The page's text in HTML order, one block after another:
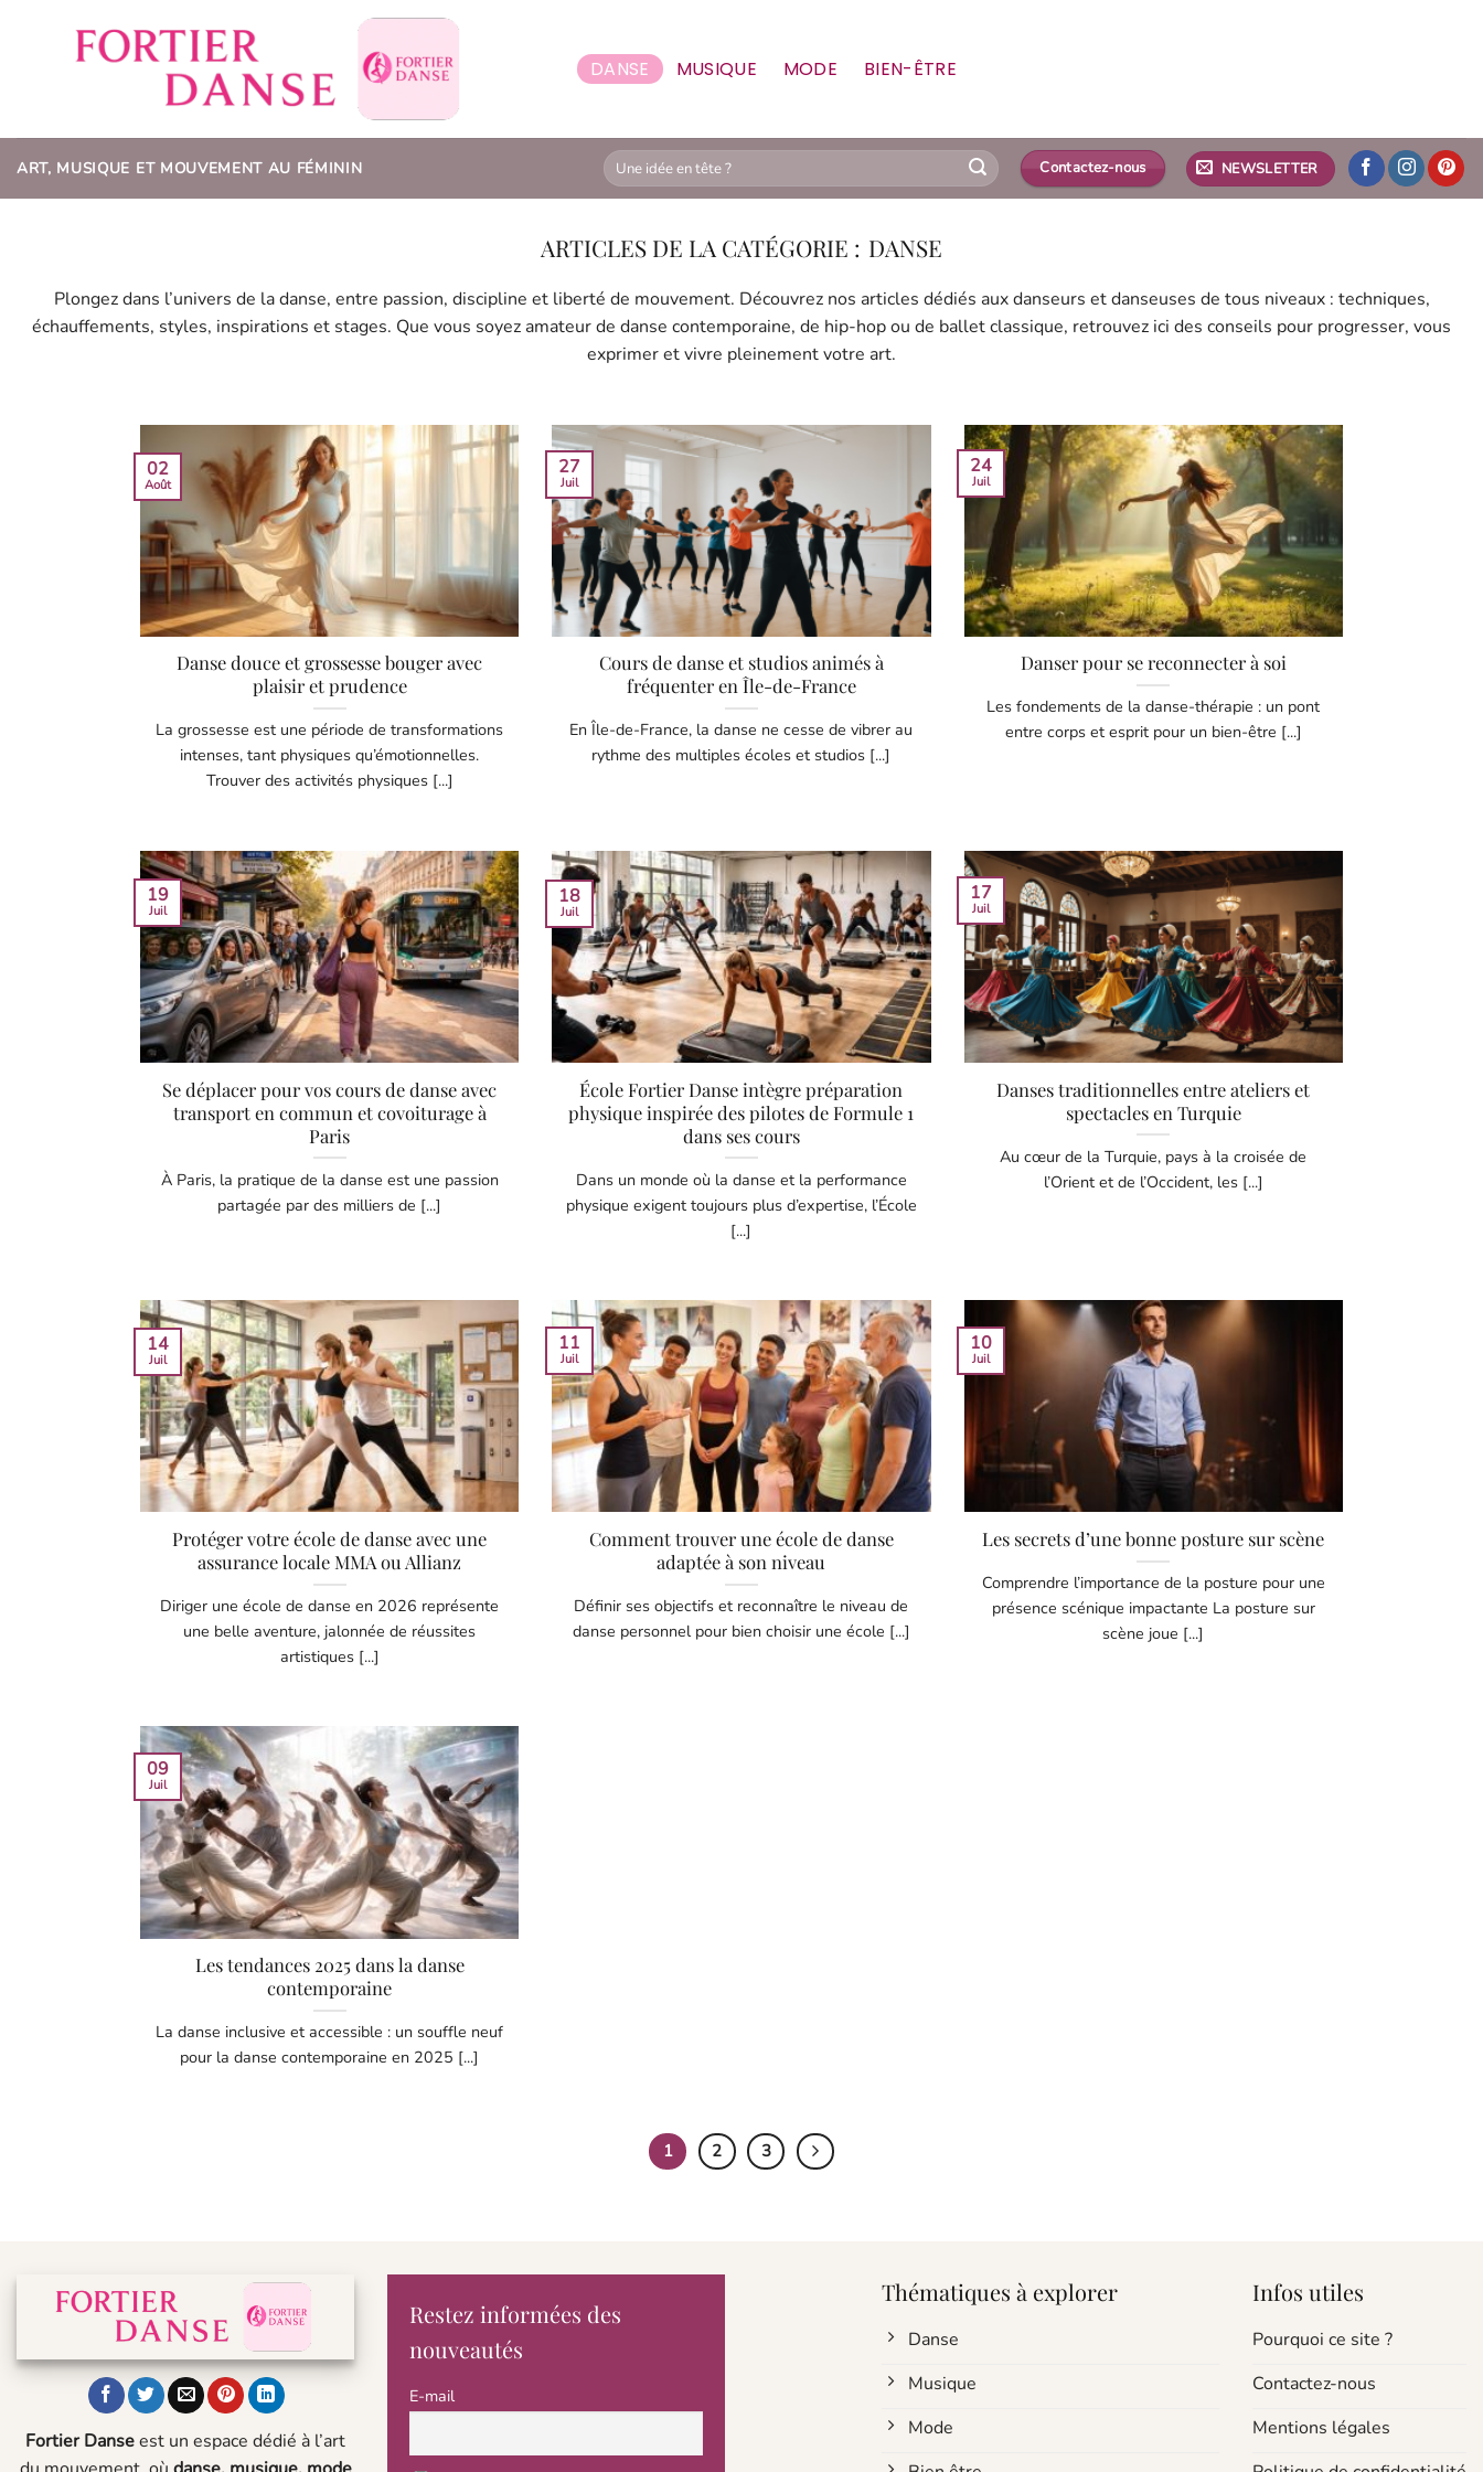
DANSE MUSIQUE MODE BIEN-ÊTRE
ART, MUSIQUE ET MOUVEMENT AU FÉMININ Contactez-nous NEWSLETTER
DANSE
Plongez dans l’univers de la danse, entre passion, discipline et liberté de mouvement. Découvrez nos articles dédiés aux danseurs et danseuses de tous niveaux : techniques,
échauffements, styles, inspirations et stages. Que vous soyez amateur de danse contemporaine, de hip-hop ou de ballet classique, retrouvez ici des conseils pour progresser, vous
exprimer et vivre pleinement votre art.
Danse douce et grossesse bouger avec
plaisir et prudence
La grossesse est une période de transformations
intenses, tant physiques qu’émotionnelles.
Trouver des activités physiques [...]
02
Août
Cours de danse et studios animés à
fréquenter en Île-de-France
En Île-de-France, la danse ne cesse de vibrer au
rythme des multiples écoles et studios [...]
27
Juil
Danser pour se reconnecter à soi
Les fondements de la danse-thérapie : un pont
entre corps et esprit pour un bien-être [...]
24
Juil
Se déplacer pour vos cours de danse avec
transport en commun et covoiturage à
Paris
À Paris, la pratique de la danse est une passion
partagée par des milliers de [...]
19
Juil
École Fortier Danse intègre préparation
physique inspirée des pilotes de Formule 1
dans ses cours
Dans un monde où la danse et la performance
physique exigent toujours plus d’expertise, l’École
[...]
18
Juil
Danses traditionnelles entre ateliers et
spectacles en Turquie
Au cœur de la Turquie, pays à la croisée de
l’Orient et de l’Occident, les [...]
17
Juil
Protéger votre école de danse avec une
assurance locale MMA ou Allianz
Diriger une école de danse en 2026 représente
une belle aventure, jalonnée de réussites
artistiques [...]
14
Juil
Comment trouver une école de danse
adaptée à son niveau
Définir ses objectifs et reconnaître le niveau de
danse personnel pour bien choisir une école [...]
11
Juil
Les secrets d’une bonne posture sur scène
Comprendre l’importance de la posture pour une
présence scénique impactante La posture sur
scène joue [...]
10
Juil
Les tendances 2025 dans la danse
contemporaine
La danse inclusive et accessible : un souffle neuf
pour la danse contemporaine en 2025 [...]
09
Juil
1 2 3
Fortier Danseest un espace dédié à l’art
Restez informées des
nouveautés
E-mail
Thématiques à explorer
Danse
Musique
Mode
Infos utiles
Pourquoi ce site ?
Contactez-nous
Mentions légales